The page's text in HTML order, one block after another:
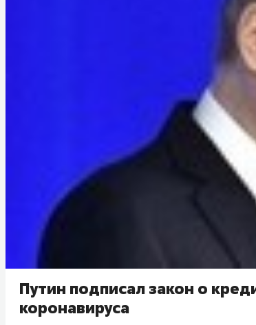
Путин подписал закон о
коронавируса